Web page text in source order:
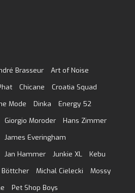
Brasseur
Art of Noise
Chicane
Croatia Squad
Mode Dinka
Energy 52
Giorgio Moroder
Hans Zimmer
James Everingham
Jan Hammer Junkie XL
Kebu
Michal Cielecki
Mossy
Pet Shop Boys